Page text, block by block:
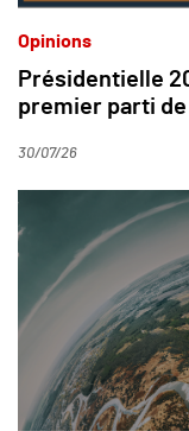
Opinions
Présidentielle
premier parti de
30/07/26